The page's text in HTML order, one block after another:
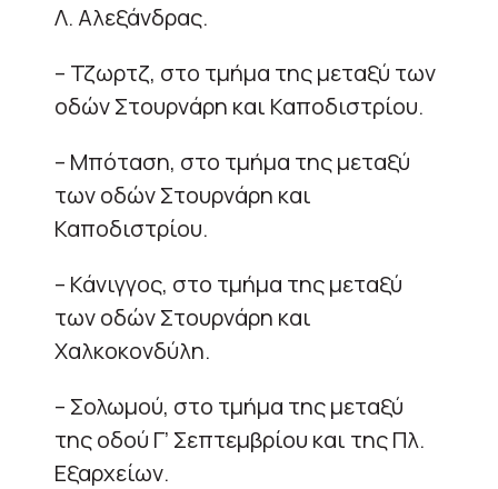
Λ. Αλεξάνδρας.
– Τζωρτζ, στο τμήμα της μεταξύ των
οδών Στουρνάρη και Καποδιστρίου.
– Μπόταση, στο τμήμα της μεταξύ
των οδών Στουρνάρη και
Καποδιστρίου.
– Κάνιγγος, στο τμήμα της μεταξύ
των οδών Στουρνάρη και
Χαλκοκονδύλη.
– Σολωμού, στο τμήμα της μεταξύ
της οδού Γ’ Σεπτεμβρίου και της Πλ.
Εξαρχείων.